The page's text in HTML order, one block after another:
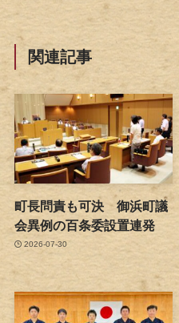
関連記事
町長問責も可決 御浜町議
会異例の百条委設置連発
2026-07-30